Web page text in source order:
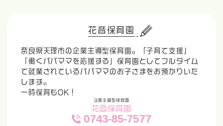
花音保育園
奈良県天理市の企業主導型保育園。「子育て支援」
「働くパパママを応援する」保育園としてフルタイム
で就業されているパパママのお子さまをお預かりいた
します。
一時保育もOK！
企業主導型保育園
花音保育園
0743-85-7577